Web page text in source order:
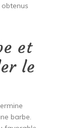
et
le
barbe.